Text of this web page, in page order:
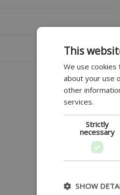
This
We use
about your use
other
services.
Strictly
necessary
SHOW